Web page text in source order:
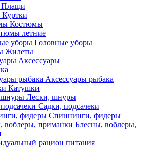
Плащи
Куртки
Костюмы
летние
Головные уборы
Жилеты
Аксессуары
Аксессуары рыбака
Катушки
Лески, шнуры
Садки, подсачеки
Спиннинги, фидеры
Блесны, воблеры,